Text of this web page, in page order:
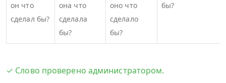
он что
сделал бы?
она что
сделала
бы?
оно что
сделало
бы?
бы?
✓ Слово проверено администратором.